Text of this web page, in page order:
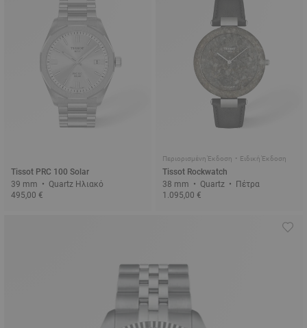
Tissot PRC 100 Solar
39 mm • Quartz Ηλιακό
495,00 €
Περιορισμένη Έκδοση • Ειδική Έκδοση
Tissot Rockwatch
38 mm • Quartz • Πέτρα
1.095,00 €